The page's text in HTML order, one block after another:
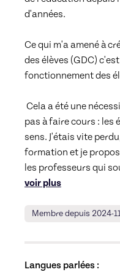
d'années.
Ce qui m'a amené à
des élèves (GDC)
fonctionnement des
pas à faire cours : les
sens. J'étais vite
formation et je
les professeurs qui
voir plus
Membre depuis 2024-
Langues parlées :